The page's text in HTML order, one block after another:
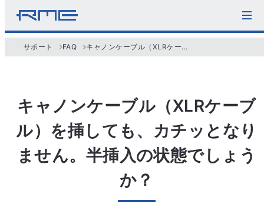
サポート FAQ キャノンケーブル（XLRケーブル）を挿しても、カチッとなりません。半挿入の状態でしょうか？
キャノンケーブル（XLRケーブ
ル）を挿しても、カチッとなり
ません。半挿入の状態でしょう
か？